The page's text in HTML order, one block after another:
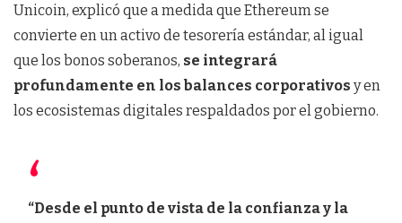
Unicoin, explicó que a medida que Ethereum se
convierte en un activo de tesorería estándar, al igual
que los bonos soberanos, se integrará
profundamente en los balances corporativos y en
los ecosistemas digitales respaldados por el gobierno.
“Desde el punto de vista de la confianza y la